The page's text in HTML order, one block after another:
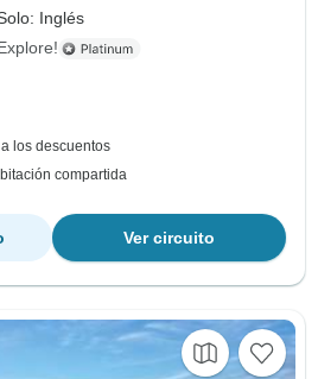
Inglés
los descuentos
compartida
Ver circuito